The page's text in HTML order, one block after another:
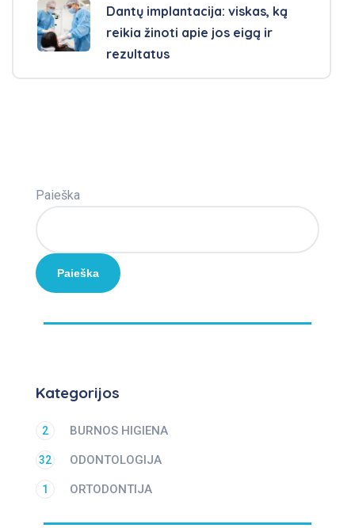
Dantų implantacija: viskas, ką
reikia žinoti apie jos eigą ir
rezultatus
Paieška
Paieška
Kategorijos
BURNOS HIGIENA
2
ODONTOLOGIJA
32
ORTODONTIJA
1